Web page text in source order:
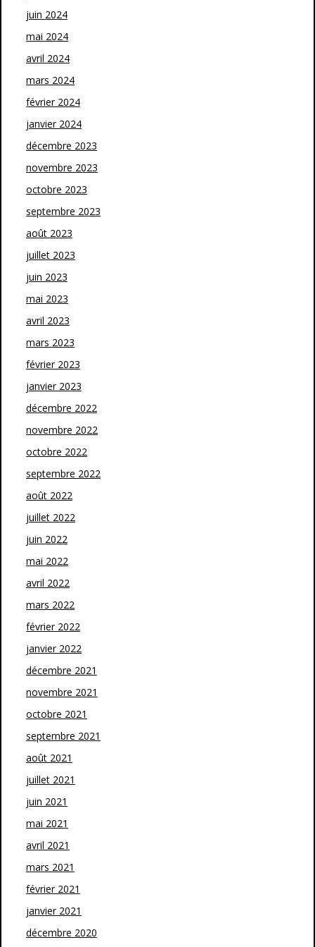
juin 2024
mai 2024
avril 2024
mars 2024
février 2024
janvier 2024
décembre 2023
novembre 2023
octobre 2023
septembre 2023
août 2023
juillet 2023
juin 2023
mai 2023
avril 2023
mars 2023
février 2023
janvier 2023
décembre 2022
novembre 2022
octobre 2022
septembre 2022
août 2022
juillet 2022
juin 2022
mai 2022
avril 2022
mars 2022
février 2022
janvier 2022
décembre 2021
novembre 2021
octobre 2021
septembre 2021
août 2021
juillet 2021
juin 2021
mai 2021
avril 2021
mars 2021
février 2021
janvier 2021
décembre 2020